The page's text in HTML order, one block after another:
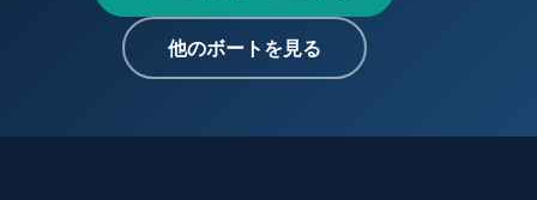
他のボートを見る